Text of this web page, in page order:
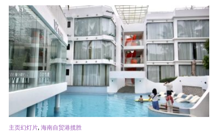
主页幻灯片, 海南自贸港揽胜